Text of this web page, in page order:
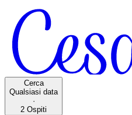
Cerca
Qualsiasi data
·
2 Ospiti